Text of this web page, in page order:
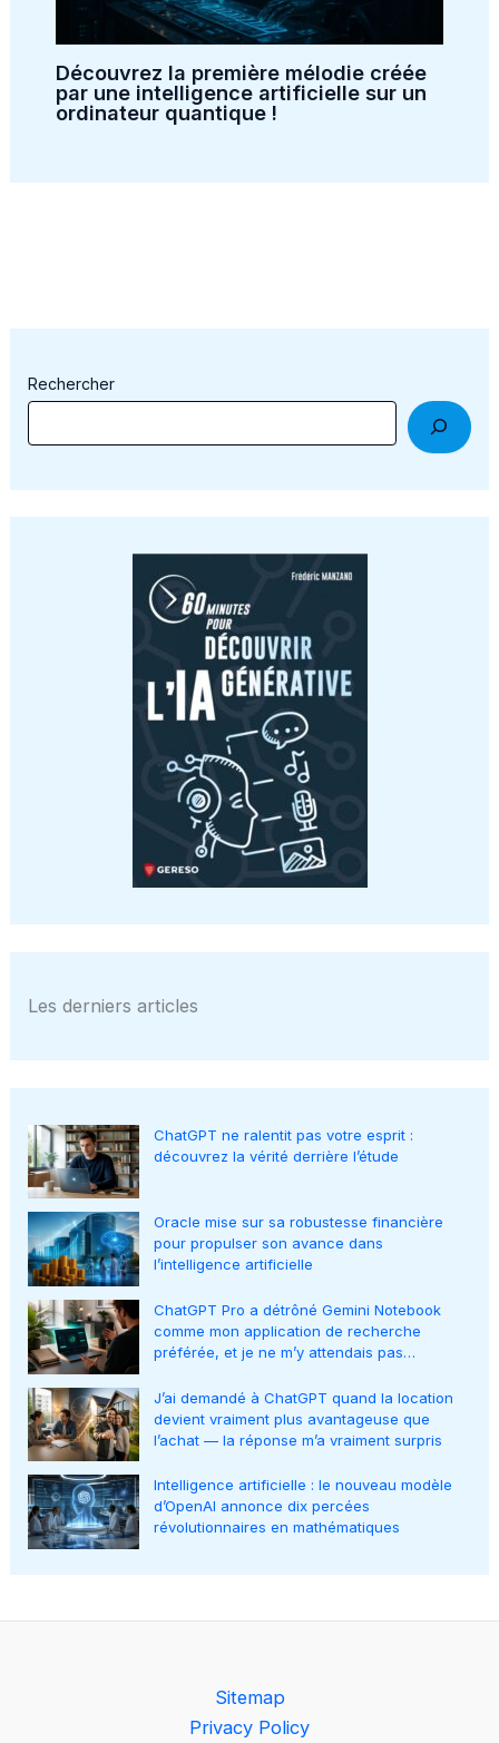
Découvrez la première mélodie créée
par une intelligence artificielle sur un
ordinateur quantique !
Rechercher
Les derniers articles
ChatGPT ne ralentit pas votre esprit :
découvrez la vérité derrière l’étude
Oracle mise sur sa robustesse financière
pour propulser son avance dans
l’intelligence artificielle
ChatGPT Pro a détrôné Gemini Notebook
comme mon application de recherche
préférée, et je ne m’y attendais pas…
J’ai demandé à ChatGPT quand la location
devient vraiment plus avantageuse que
l’achat — la réponse m’a vraiment surpris
Intelligence artificielle : le nouveau modèle
d’OpenAI annonce dix percées
révolutionnaires en mathématiques
Sitemap
Privacy Policy